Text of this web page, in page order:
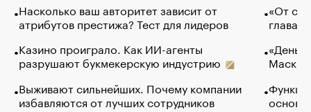
Насколько ваш авторитет зависит от
атрибутов престижа? Тест для лидеров
Казино проиграло. Как ИИ-агенты
разрушают букмекерскую индустрию
Выживают сильнейших. Почему компании
избавляются от лучших сотрудников
«От
глава
Маск в
основ